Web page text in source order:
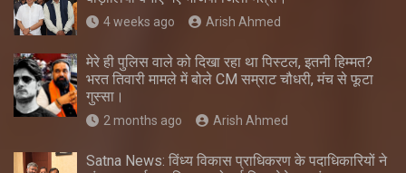
4 weeks ago Arish Ahmed
मेरे ही पुलिस वाले को दिखा रहा था पिस्टल, इतनी हिम्मत?
भरत तिवारी मामले में बोले CM सम्राट चौधरी, मंच से फूटा
गुस्सा।
2 months ago Arish Ahmed
Satna News: विंध्य विकास प्राधिकरण के पदाधिकारियों ने